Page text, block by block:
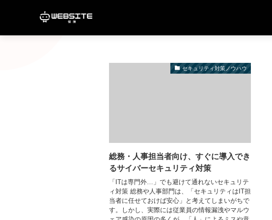
セキュリティ対策ノウハウ
総務・人事担当者向け、すぐに導入でき
るサイバーセキュリティ対策
「ITは専門外…」でも避けて通れないセキュリテ
ィ対策 総務や人事部門は、「セキュリティはIT担
当者に任せておけば安心」と考えてしまいがちで
す。しかし、実際には従業員の情報漏洩やマルウ